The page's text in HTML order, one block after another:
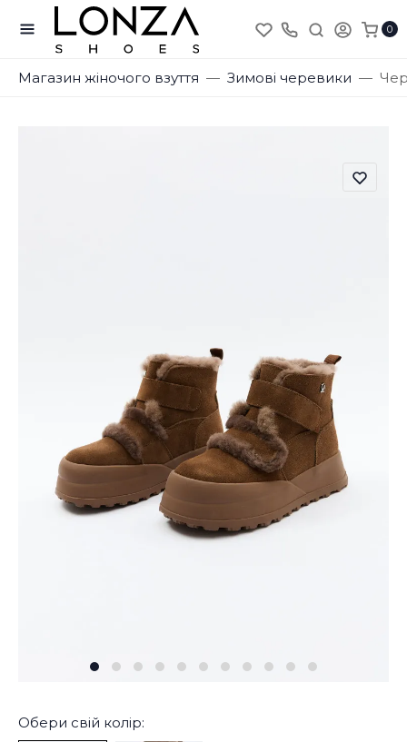
0
Магазин жіночого взуття Зимові черевики
Обери свій колір: